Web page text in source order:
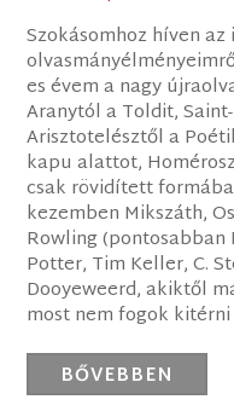
Szokásomhoz híven
es évem a nagy
Aranytól a Toldit,
Arisztotelésztől a
kapu alattot,
csak rövidített
kezemben Mikszáth,
Rowling (pontosabban
Potter, Tim Keller, C.
Dooyeweerd, akiktől
most nem fogok kitérni
BŐVEBBEN